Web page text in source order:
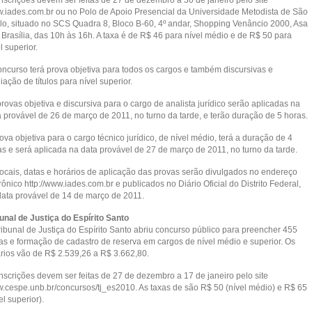
ou no Polo de Apoio Presencial da Universidade Metodista de São
situado no SCS Quadra 8, Bloco B-60, 4º andar, Shopping Venâncio 2000, Asa
das 10h às 16h. A taxa é de R$ 46 para nível médio e de R$ 50 para
superior.
terá prova objetiva para todos os cargos e também discursivas e
de títulos para nível superior.
objetiva e discursiva para o cargo de analista jurídico serão aplicadas na
provável de 26 de março de 2011, no turno da tarde, e terão duração de 5 horas.
objetiva para o cargo técnico jurídico, de nível médio, terá a duração de 4
e será aplicada na data provável de 27 de março de 2011, no turno da tarde.
datas e horários de aplicação das provas serão divulgados no endereço
http://www.iades.com.br e publicados no Diário Oficial do Distrito Federal,
provável de 14 de março de 2011.
de Justiça do Espírito Santo
de Justiça do Espírito Santo abriu concurso público para preencher 455
e formação de cadastro de reserva em cargos de nível médio e superior. Os
vão de R$ 2.539,26 a R$ 3.662,80.
devem ser feitas de 27 de dezembro a 17 de janeiro pelo site
concursos/tj_es2010. As taxas de são R$ 50 (nível médio) e R$ 65
superior).